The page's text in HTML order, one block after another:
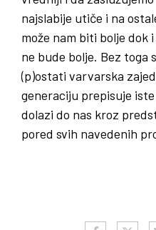
najslabije utiče i na
može nam biti bolje dok
ne bude bolje. Bez toga
(p)ostati varvarska
generaciju prepisuje
dolazi do nas kroz
pored svih navedenih